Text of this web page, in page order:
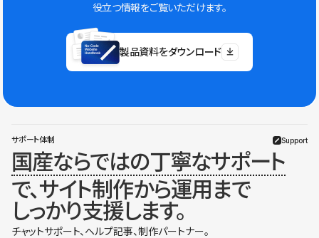
役立つ情報をご覧いただけます。
製品資料をダウンロード
サポート体制 Support
国産ならではの丁寧なサポート
で、サイト制作から運用まで
しっかり支援します。
チャットサポート、ヘルプ記事、制作パートナー。